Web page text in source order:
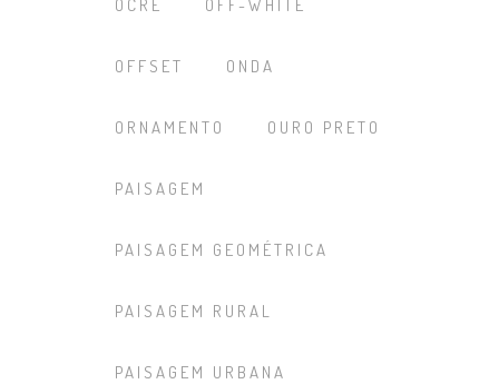
OCRE OFF-WHITE
OFFSET ONDA
ORNAMENTO OURO PRETO
PAISAGEM
PAISAGEM GEOMÉTRICA
PAISAGEM RURAL
PAISAGEM URBANA